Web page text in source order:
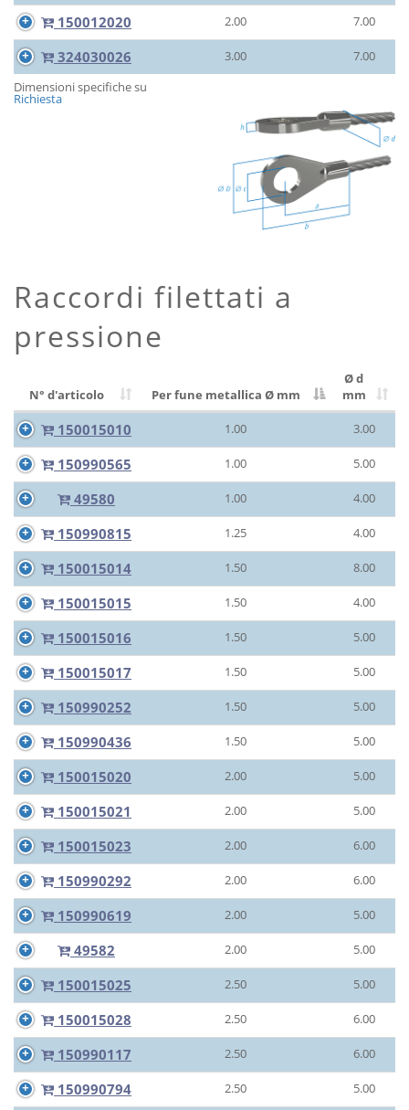
150012020 2.00 7.00
324030026 3.00
7.00
Dimensioni specifiche su
Richiesta
Raccordi filettati a
pressione
N° d'articolo Per fune metallica Ø mm
Ø d
mm
150015010 1.00 3.00
150990565 1.00 5.00
49580 1.00 4.00
150990815 1.25 4.00
150015014 1.50 8.00
150015015 1.50 4.00
150015016 1.50 5.00
150015017 1.50 5.00
150990252 1.50 5.00
150990436 1.50 5.00
150015020 2.00 5.00
150015021 2.00 5.00
150015023 2.00 6.00
150990292 2.00 6.00
150990619 2.00 5.00
49582 2.00 5.00
150015025 2.50 5.00
150015028 2.50 6.00
150990117 2.50 6.00
150990794 2.50 5.00